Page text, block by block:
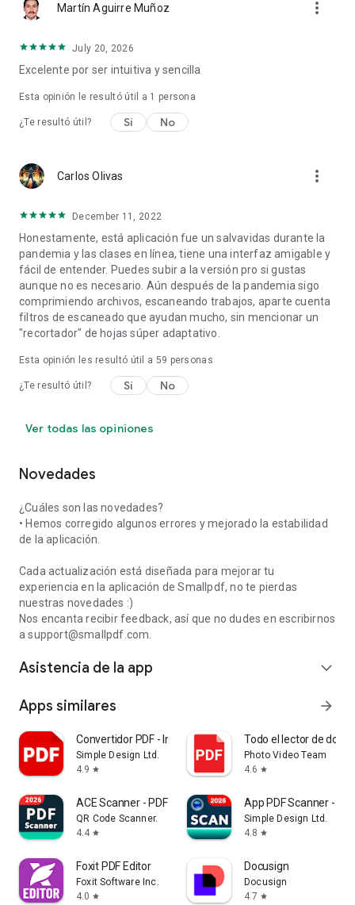
Martín Aguirre Muñoz more_vert
July 20, 2026
Excelente por ser intuitiva y sencilla
Esta opinión le resultó útil a 1 persona
¿Te resultó útil? Sí No
Carlos Olivas more_vert
December 11, 2022
Honestamente, está aplicación fue un salvavidas durante la
pandemia y las clases en línea, tiene una interfaz amigable y
fácil de entender. Puedes subir a la versión pro si gustas
aunque no es necesario. Aún después de la pandemia sigo
comprimiendo archivos, escaneando trabajos, aparte cuenta
filtros de escaneado que ayudan mucho, sin mencionar un
"recortador" de hojas súper adaptativo.
Esta opinión les resultó útil a 59 personas
¿Te resultó útil? Sí No
Ver todas las opiniones
Novedades
¿Cuáles son las novedades?
• Hemos corregido algunos errores y mejorado la estabilidad
de la aplicación.
Cada actualización está diseñada para mejorar tu
experiencia en la aplicación de Smallpdf, no te pierdas
nuestras novedades :)
Nos encanta recibir feedback, así que no dudes en escribirnos
a support@smallpdf.com.
Asistencia de la app expand_more
Apps similares arrow_forward
Convertidor PDF - Imagen a PDF
Simple Design Ltd.
4.9 star
Todo el lector de
Photo Video Team
4.6 star
ACE Scanner - PDF Scanner App
QR Code Scanner.
4.4 star
App PDF Scanner -
Simple Design Ltd.
4.8 star
Foxit PDF Editor
Foxit Software Inc.
4.0 star
Docusign
Docusign
4.7 star